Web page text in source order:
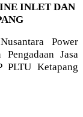
INLET DAN
Power
Jasa
Ketapang